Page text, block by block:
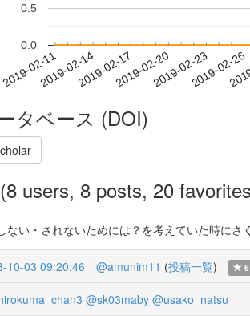
2019-02-112019-02-142019-02-172019-02-202019-02-232019-02-26
0.0
0.5
タベース (DOI)
(8 users, 8 posts, 20
ない・されないためには？を考えていた時に
10-03 09:20:46 @amunim11 (投稿一覧) 6
@sk03maby @usako_natsu